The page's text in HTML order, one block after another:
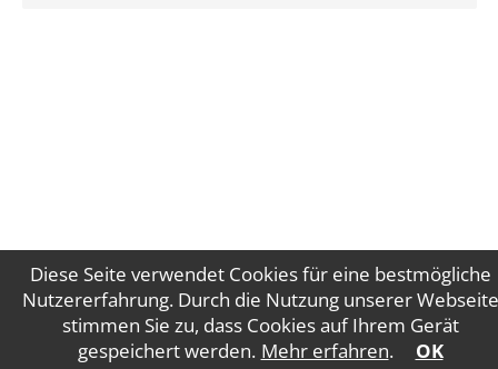
Diese Seite verwendet Cookies für eine bestmögliche
Nutzererfahrung. Durch die Nutzung unserer Webseite
stimmen Sie zu, dass Cookies auf Ihrem Gerät
gespeichert werden. Mehr erfahren. OK
Impressum Datenschutz